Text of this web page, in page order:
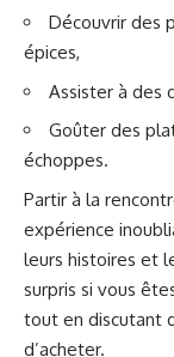
Découvrir des
épices,
Assister à des
Goûter des
échoppes.
Partir à la
expérience
leurs histoires et
surpris si vous
tout en discutant
d’acheter.